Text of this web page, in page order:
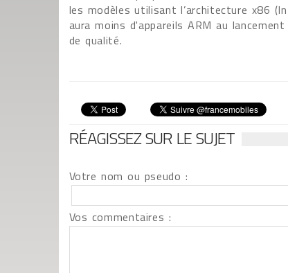
les modèles utilisant l’architecture x86
aura moins d'appareils ARM au
de qualité.
RÉAGISSEZ SUR LE SUJET
Votre nom ou pseudo :
Vos commentaires :